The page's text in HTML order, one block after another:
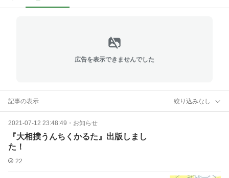
広告を表示できませんでした
記事の表示 絞り込みなし
2021-07-12 23:48:49 ・ お知らせ
『大相撲うんちくかるた』出版しまし
た！
22